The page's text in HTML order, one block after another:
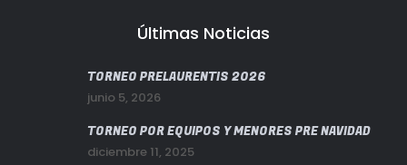
Últimas Noticias
TORNEO PRELAURENTIS 2026
junio 5, 2026
TORNEO POR EQUIPOS Y MENORES PRE NAVIDAD
diciembre 11, 2025